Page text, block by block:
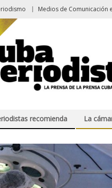
Medios de Comunicación
recomienda La